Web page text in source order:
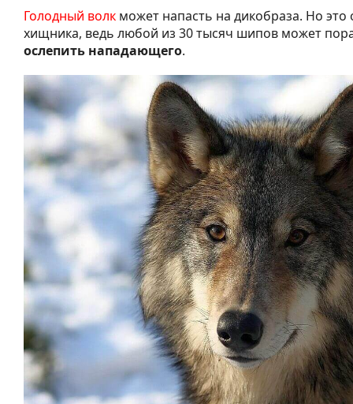
Голодный волк может напасть на дикобраза. Но это
хищника, ведь любой из 30 тысяч шипов может
ослепить нападающего.